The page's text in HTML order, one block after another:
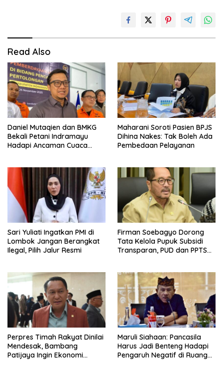
Read Also
Daniel Mutaqien dan BMKG
Bekali Petani Indramayu
Hadapi Ancaman Cuaca
Maharani Soroti Pasien BPJS
Dihina Nakes: Tak Boleh Ada
Pembedaan Pelayanan
Sari Yuliati Ingatkan PMI di
Lombok Jangan Berangkat
Ilegal, Pilih Jalur Resmi
Firman Soebagyo Dorong
Tata Kelola Pupuk Subsidi
Transparan, PUD dan PPTS
Perpres Timah Rakyat Dinilai
Mendesak, Bambang
Patijaya Ingin Ekonomi
Maruli Siahaan: Pancasila
Harus Jadi Benteng Hadapi
Pengaruh Negatif di Ruang